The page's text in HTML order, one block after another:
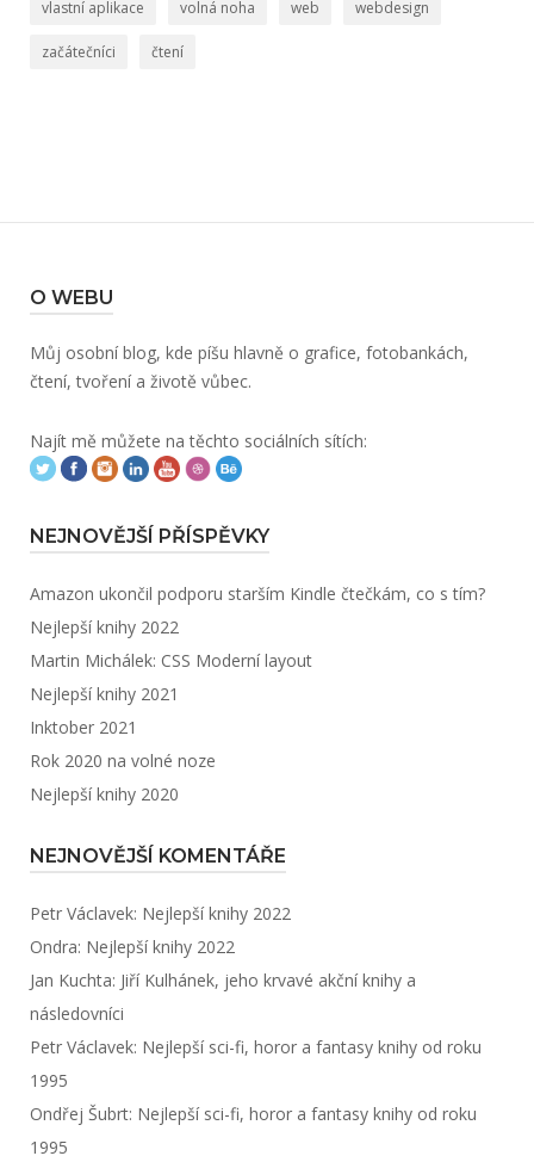
vlastní aplikace volná noha web webdesign
začátečníci čtení
O WEBU
Můj osobní blog, kde píšu hlavně o grafice, fotobankách,
čtení, tvoření a životě vůbec.
Najít mě můžete na těchto sociálních sítích:
NEJNOVĚJŠÍ PŘÍSPĚVKY
Amazon ukončil podporu starším Kindle čtečkám, co s tím?
Nejlepší knihy 2022
Martin Michálek: CSS Moderní layout
Nejlepší knihy 2021
Inktober 2021
Rok 2020 na volné noze
Nejlepší knihy 2020
NEJNOVĚJŠÍ KOMENTÁŘE
Petr Václavek: Nejlepší knihy 2022
Ondra: Nejlepší knihy 2022
Jan Kuchta: Jiří Kulhánek, jeho krvavé akční knihy a
následovníci
Petr Václavek: Nejlepší sci-fi, horor a fantasy knihy od roku
1995
Ondřej Šubrt: Nejlepší sci-fi, horor a fantasy knihy od roku
1995